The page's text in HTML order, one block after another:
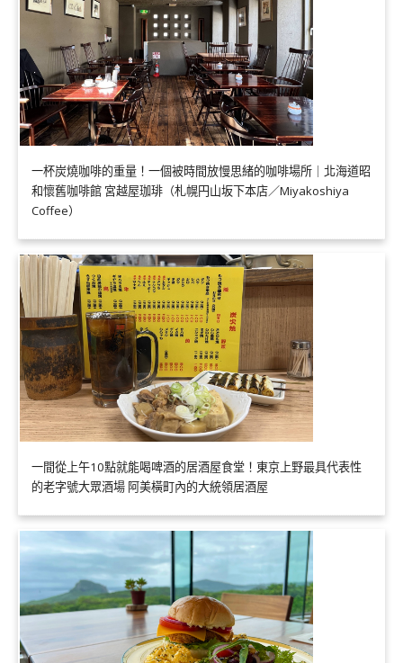
一杯炭燒咖啡的重量！一個被時間放慢思緒的咖啡場所｜北海道昭
和懷舊咖啡館 宮越屋珈琲（札幌円山坂下本店／Miyakoshiya
Coffee）
一間從上午10點就能喝啤酒的居酒屋食堂！東京上野最具代表性
的老字號大眾酒場 阿美橫町內的大統領居酒屋